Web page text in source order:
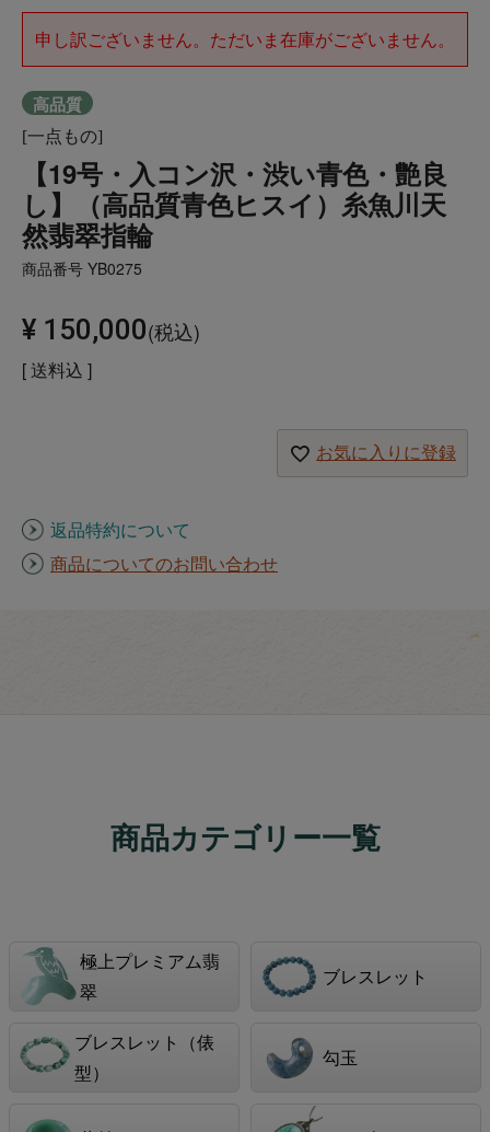
申し訳ございません。ただいま在庫がございません。
高品質
[一点もの]
【19号・入コン沢・渋い青色・艶良
し】（高品質青色ヒスイ）糸魚川天
然翡翠指輪
商品番号 YB0275
¥ 150,000 税込
送料込
お気に入りに登録
返品特約について
商品についてのお問い合わせ
商品カテゴリー一覧
極上プレミアム翡
翠
ブレスレット
ブレスレット（俵
型）
勾玉